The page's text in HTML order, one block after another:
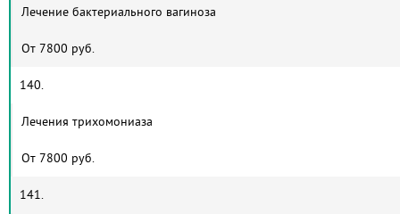
Лечение бактериального вагиноза
От 7800 руб.
140.
Лечения трихомониаза
От 7800 руб.
141.